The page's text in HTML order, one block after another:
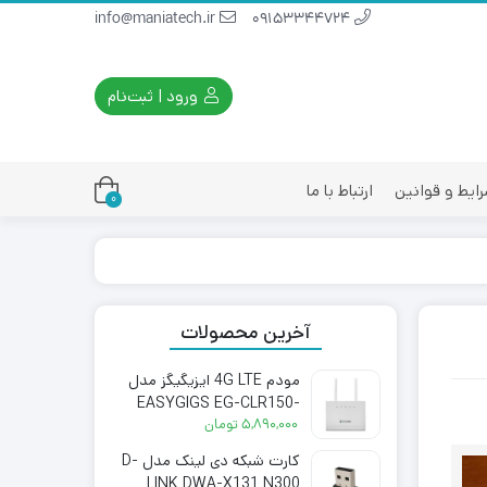
ورود | ثبت‌نام
و قوانین ارتباط با ما 0
آخرین محصولات
مودم 4G LTE ایزیگیگز مدل
EASYGIGS EG-CLR150-
3511S
۵,۸۹۰,۰۰۰تومان
کارت شبکه دی لینک مدل D-